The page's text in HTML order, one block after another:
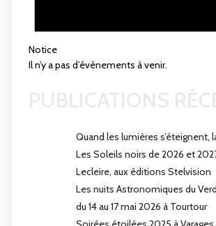
Notice
Il n’y a pas d’évènements à venir.
Quand les lumières s’éteignent,
Les Soleils noirs de 2026 et
Lecleire, aux éditions Stelvision
Les nuits Astronomiques du
du 14 au 17 mai 2026 à Tourtour